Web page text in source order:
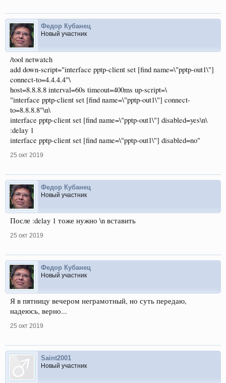
Федор Кубанец
Новый участник
/tool netwatch
add down-script="interface pptp-client set [find name=\"pptp-out1\"]
connect-to=4.4.4.4"\
host=8.8.8.8 interval=60s timeout=400ms up-script=\
"interface pptp-client set [find name=\"pptp-out1\"] connect-
to=8.8.8.8"\n\
interface pptp-client set [find name=\"pptp-out1\"] disabled=yes\n\
:delay 1
interface pptp-client set [find name=\"pptp-out1\"] disabled=no"
25 окт 2019
Федор Кубанец
Новый участник
После :delay 1 тоже нужно \n вставить
25 окт 2019
Федор Кубанец
Новый участник
Я в пятницу вечером неграмотный, но суть передаю,
надеюсь, верно...
25 окт 2019
Saint2001
Новый участник